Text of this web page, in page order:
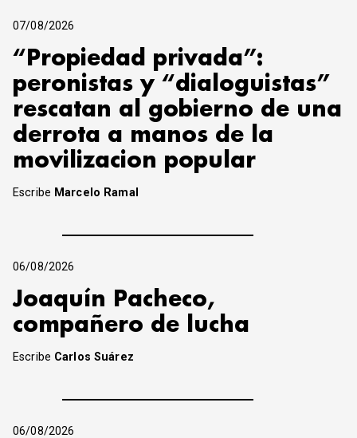
07/08/2026
“Propiedad privada”:
peronistas y “dialoguistas”
rescatan al gobierno de una
derrota a manos de la
movilizacion popular
Escribe Marcelo Ramal
06/08/2026
Joaquín Pacheco,
compañero de lucha
Escribe Carlos Suárez
06/08/2026